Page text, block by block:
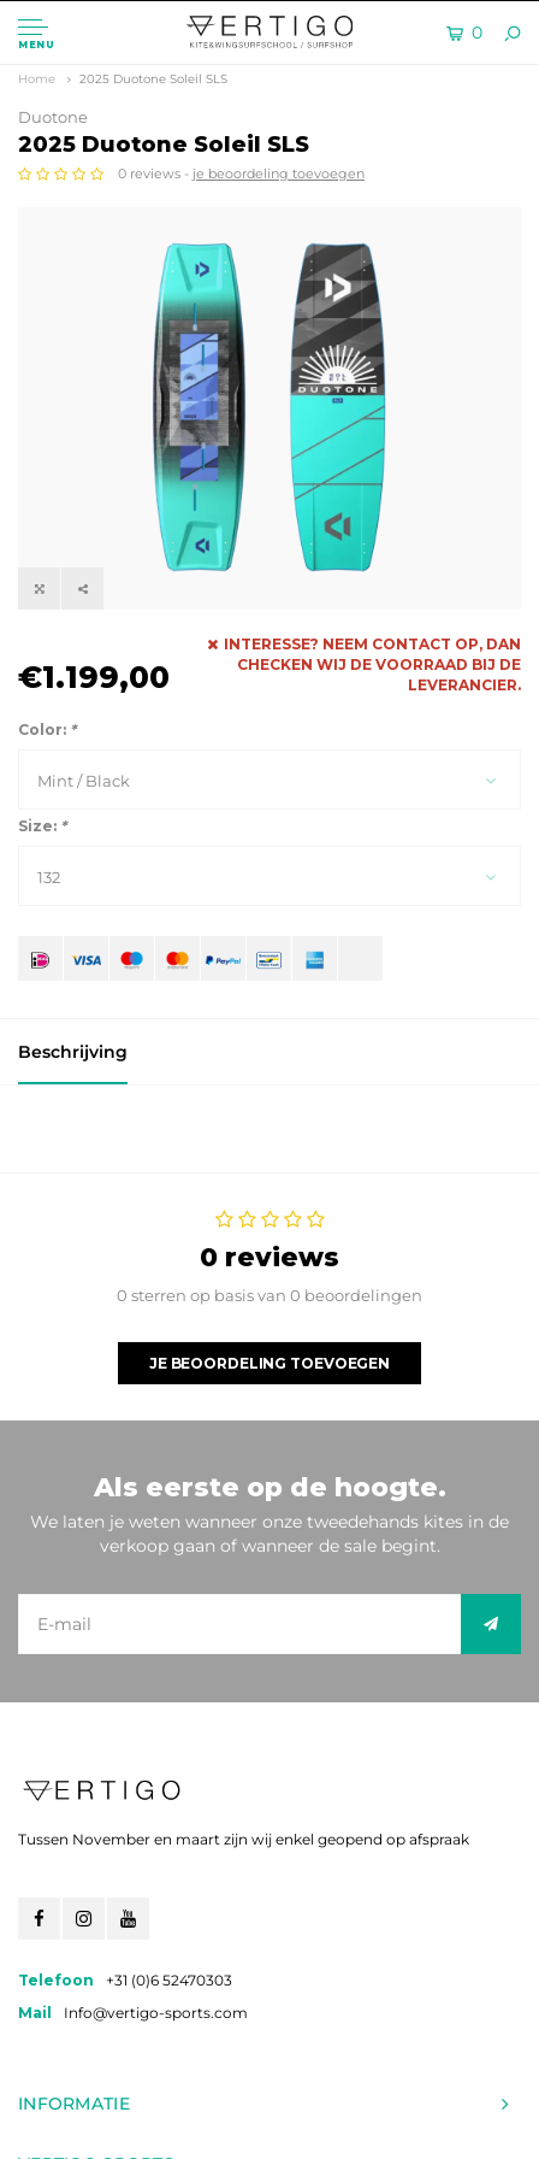
MENU
0
Home 2025 Duotone Soleil SLS
Duotone
2025 Duotone Soleil SLS
0 reviews - je beoordeling toevoegen
€1.199,00
INTERESSE? NEEM CONTACT OP, DAN
CHECKEN WIJ DE VOORRAAD BIJ DE
LEVERANCIER.
Color: *
Mint / Black
Size: *
132
Beschrijving
0 reviews
0 sterren op basis van 0 beoordelingen
JE BEOORDELING TOEVOEGEN
Als eerste op de hoogte.
We laten je weten wanneer onze tweedehands kites in de
verkoop gaan of wanneer de sale begint.
Tussen November en maart zijn wij enkel geopend op afspraak
Telefoon
+31 (0)6 52470303
Mail
Info@vertigo-sports.com
INFORMATIE